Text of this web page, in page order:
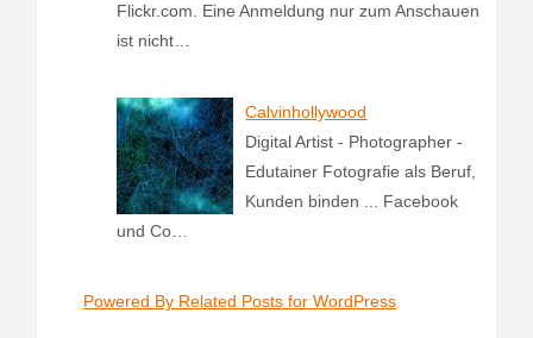
Flickr.com. Eine Anmeldung nur zum Anschauen
ist nicht…
Calvinhollywood
Digital Artist - Photographer -
Edutainer Fotografie als Beruf,
Kunden binden ... Facebook
und Co…
Powered By Related Posts for WordPress